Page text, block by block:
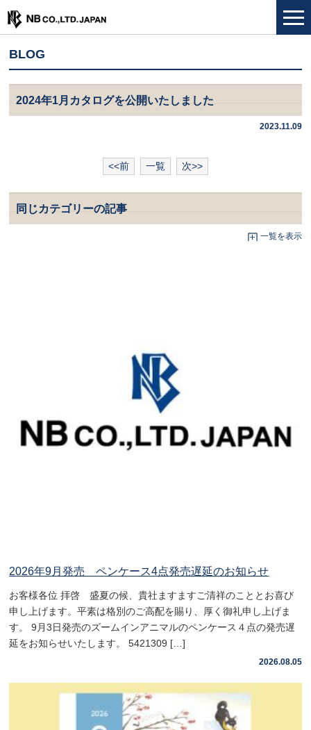
BLOG
2024年1月カタログを公開いたしました
2023.11.09
<<前 一覧 次>>
同じカテゴリーの記事
一覧を表示
2026年9月発売 ペンケース4点発売遅延のお知らせ
お客様各位 拝啓 盛夏の候、貴社ますますご清祥のこととお喜び
申し上げます。平素は格別のご高配を賜り、厚く御礼申し上げま
す。 9月3日発売のズームインアニマルのペンケース４点の発売遅
延をお知らせいたします。 5421309 […]
2026.08.05